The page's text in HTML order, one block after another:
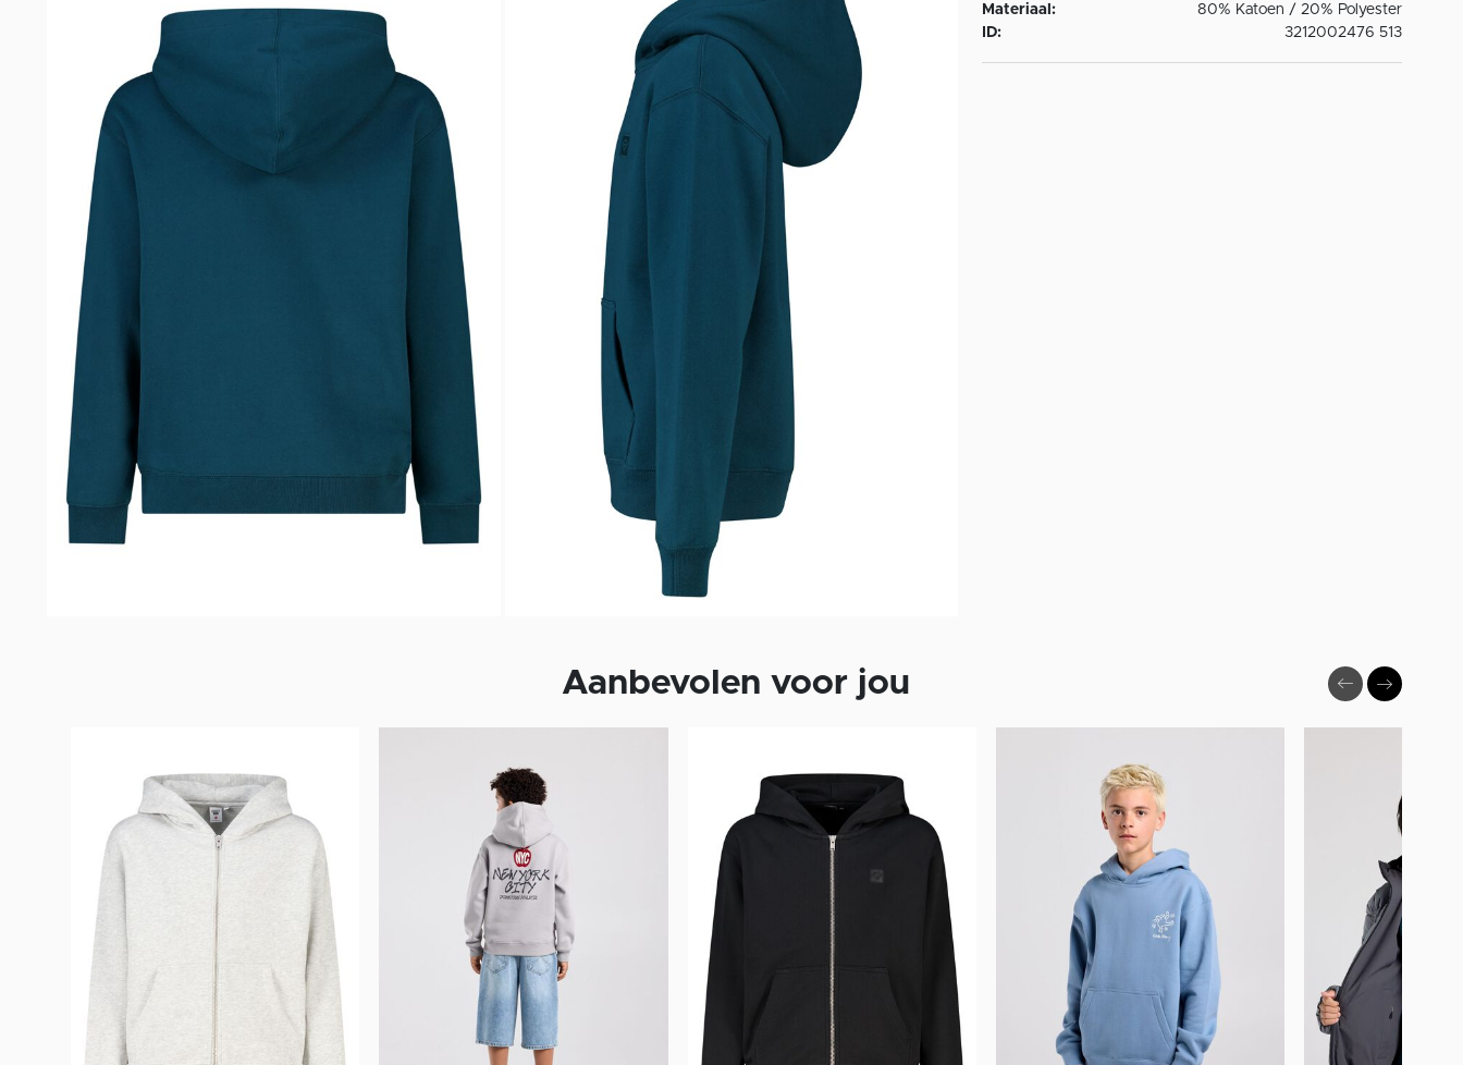
Materiaal:
80% Katoen / 20% Polyester
ID:
3212002476 513
Aanbevolen voor jou